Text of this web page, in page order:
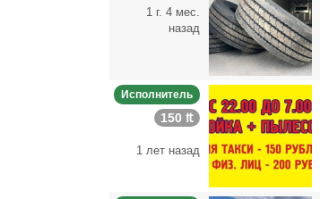
1 г. 4 мес.
назад
Исполнитель
150 ₶
1 лет назад